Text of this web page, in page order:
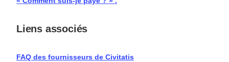
Liens associés
FAQ des fournisseurs de Civitatis